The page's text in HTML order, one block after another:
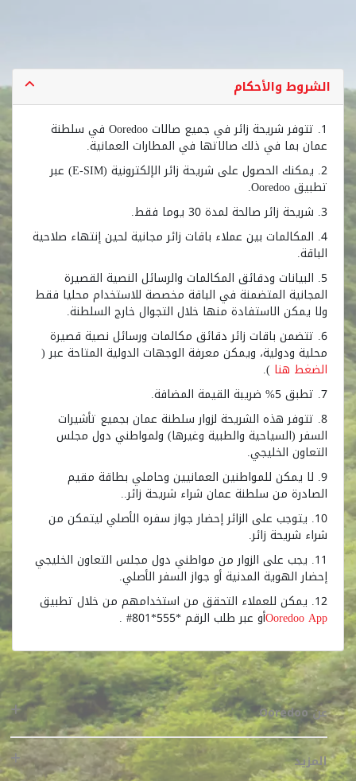
الشروط والأحكام
1. تتوفر شريحة زائر في جميع صالات Ooredoo في سلطنة
عمان بما في ذلك صالاتها في المطارات العمانية.
2. يمكنك الحصول على شريحة زائر الإلكترونية (E-SIM) عبر
تطبيق Ooredoo.
3. شريحة زائر صالحة لمدة 30 يوما فقط.
4. المكالمات بين عملاء باقات زائر مجانية لحين إنتهاء صلاحية
الباقة.
5. البيانات ودقائق المكالمات والرسائل النصية القصيرة
المجانية المتضمنة في الباقة مخصصة للاستخدام محليا فقط
ولا يمكن الاستفادة منها خلال التجوال خارج السلطنة.
6. تتضمن باقات زائر دقائق مكالمات ورسائل نصية قصيرة
محلية ودولية، ويمكن معرفة الوجهات الدولية المتاحة عبر (
الضغط هنا ).
7. تطبق 5% ضريبة القيمة المضافة.
8. تتوفر هذه الشريحة لزوار سلطنة عمان بجميع تأشيرات
السفر (السياحية والطبية وغيرها) ولمواطني دول مجلس
التعاون الخليجي.
9. لا يمكن للمواطنين العمانيين وحاملي بطاقة مقيم
الصادرة من سلطنة عمان شراء شريحة زائر..
10. يتوجب على الزائر إحضار جواز سفره الأصلي ليتمكن من
شراء شريحة زائر.
11. يجب على الزوار من مواطني دول مجلس التعاون الخليجي
إحضار الهوية المدنية أو جواز السفر الأصلي.
12. يمكن للعملاء التحقق من استخدامهم من خلال تطبيق
Ooredoo Appأو عبر طلب الرقم *555*801# .
عن Ooredoo
المزيد